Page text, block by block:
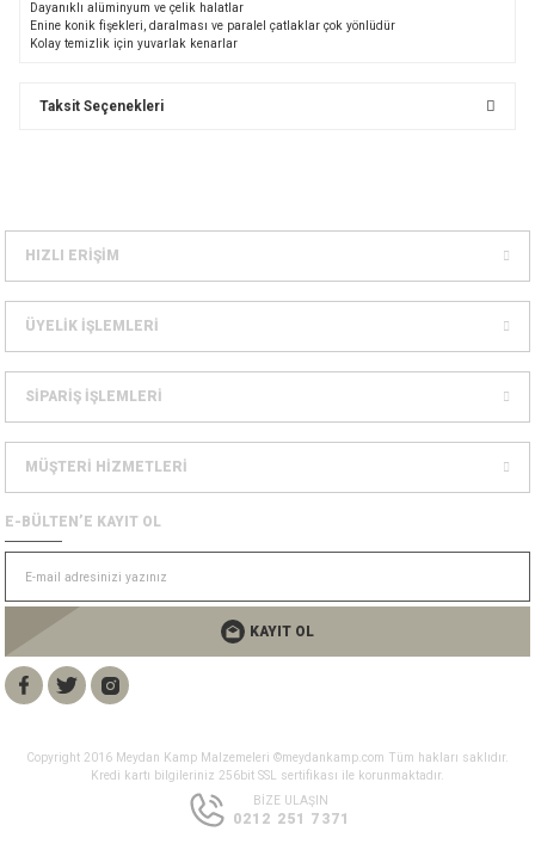
Tripodlar
Kaskları
Ekipmanları
Kemerleri
Dayanıklı alüminyum ve çelik halatlar
Enine konik fişekleri, daralması ve paralel çatlaklar çok yönlüdür
Kolay temizlik için yuvarlak kenarlar
Taksit Seçenekleri
HIZLI ERİŞİM
ÜYELİK İŞLEMLERİ
SİPARİŞ İŞLEMLERİ
MÜŞTERİ HİZMETLERİ
E-BÜLTEN’E KAYIT OL
KAYIT OL
Copyright 2016 Meydan Kamp Malzemeleri ©meydankamp.com Tüm hakları saklıdır.
Kredi kartı bilgileriniz 256bit SSL sertifikası ile korunmaktadır.
BİZE ULAŞIN
0212 251 7371